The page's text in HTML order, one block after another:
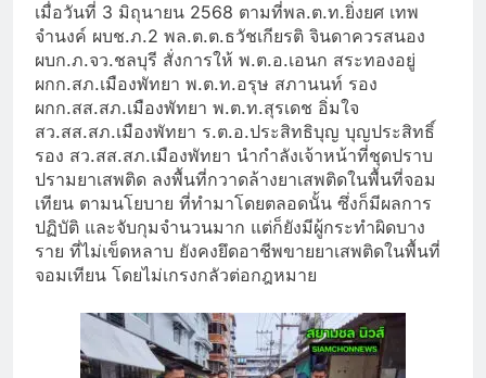
เมื่อวันที่ 3 มิถุนายน 2568 ตามที่พล.ต.ท.ยิ่งยศ เทพ
จำนงค์ ผบช.ภ.2 พล.ต.ต.ธวัชเกียรติ จินดาควรสนอง
ผบก.ภ.จว.ชลบุรี สั่งการให้ พ.ต.อ.เอนก สระทองอยู่
ผกก.สภ.เมืองพัทยา พ.ต.ท.อรุษ สภานนท์ รอง
ผกก.สส.สภ.เมืองพัทยา พ.ต.ท.สุรเดช อิ่มใจ
สว.สส.สภ.เมืองพัทยา ร.ต.อ.ประสิทธิบุญ บุญประสิทธิ์
รอง สว.สส.สภ.เมืองพัทยา นำกำลังเจ้าหน้าที่ชุดปราบ
ปรามยาเสพติด ลงพื้นที่กวาดล้างยาเสพติดในพื้นที่จอม
เทียน ตามนโยบาย ที่ทำมาโดยตลอดนั้น ซึ่งก็มีผลการ
ปฏิบัติ และจับกุมจำนวนมาก แต่ก็ยังมีผู้กระทำผิดบาง
ราย ที่ไม่เข็ดหลาบ ยังคงยึดอาชีพขายยาเสพติดในพื้นที่
จอมเทียน โดยไม่เกรงกลัวต่อกฎหมาย